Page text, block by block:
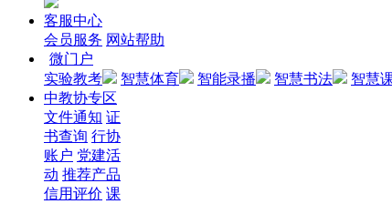
客服中心
会员服务 网站帮助
微门户
实验教考
智慧体育 智能录播 智慧书法 智慧
中教协专区
文件通知 证
书查询 行协
账户 党建活
动 推荐产品
信用评价 课